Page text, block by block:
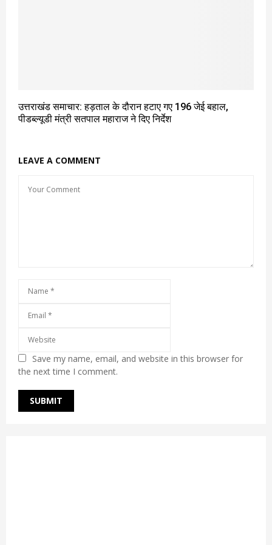
उत्तराखंड समाचार: हड़ताल के दौरान हटाए गए 196 जेई बहाल,
पीडब्ल्यूडी मंत्री सतपाल महाराज ने दिए निर्देश
LEAVE A COMMENT
Save my name, email, and website in this browser for
the next time I comment.